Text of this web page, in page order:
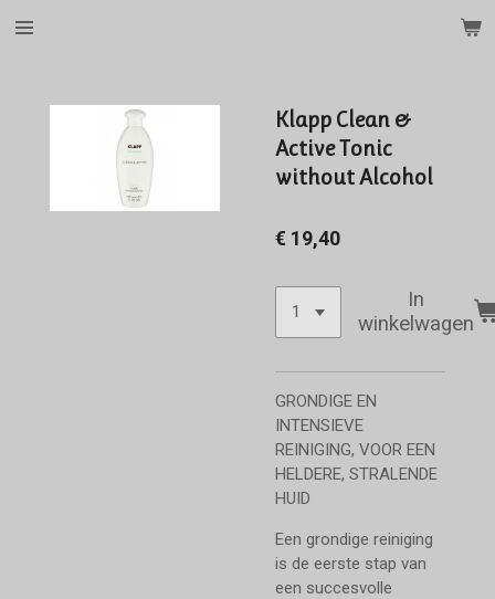
Ga
Klapp Clean &
Active Tonic
without Alcohol
€ 19,40
In
winkelwagen
GRONDIGE EN
INTENSIEVE
REINIGING, VOOR EEN
HELDERE, STRALENDE
HUID
Een grondige reiniging
is de eerste stap van
een succesvolle